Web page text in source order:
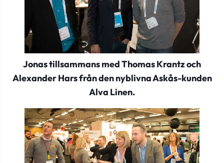
Jonas tillsammans med Thomas Krantz och
Alexander Hars från den nyblivna Askås-kunden
Alva Linen.